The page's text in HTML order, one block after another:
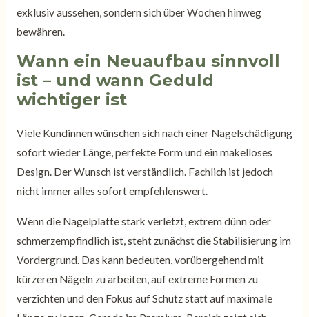
exklusiv aussehen, sondern sich über Wochen hinweg
bewähren.
Wann ein Neuaufbau sinnvoll
ist – und wann Geduld
wichtiger ist
Viele Kundinnen wünschen sich nach einer Nagelschädigung
sofort wieder Länge, perfekte Form und ein makelloses
Design. Der Wunsch ist verständlich. Fachlich ist jedoch
nicht immer alles sofort empfehlenswert.
Wenn die Nagelplatte stark verletzt, extrem dünn oder
schmerzempfindlich ist, steht zunächst die Stabilisierung im
Vordergrund. Das kann bedeuten, vorübergehend mit
kürzeren Nägeln zu arbeiten, auf extreme Formen zu
verzichten und den Fokus auf Schutz statt auf maximale